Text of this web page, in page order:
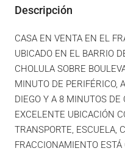
Descripción
CASA EN VENTA EN EL
UBICADO EN EL BARRIO
CHOLULA SOBRE
MINUTO DE PERIFÉRICO,
DIEGO Y A 8 MINUTOS DE
EXCELENTE UBICACIÓN
TRANSPORTE, ESCUELA,
FRACCIONAMIENTO